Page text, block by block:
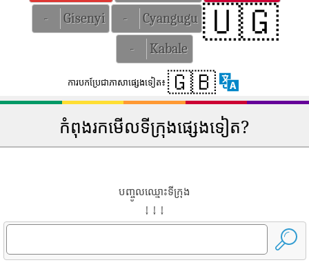
-
Gisenyi - Cyangugu 🇺🇬
- Kabale
ការបកប្រែជាភាសាផ្សេងទៀត៖ 🇬🇧
កំពុងរកមើលទីក្រុងផ្សេងទៀត?
បញ្ចូលឈ្មោះទីក្រុង
↓ ↓ ↓